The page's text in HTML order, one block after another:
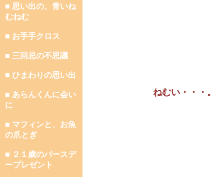
■ 思い出の、青いね
むねむ
■ お手手クロス
■ 三回忌の不思議
■ ひまわりの思い出
■ あらんくんに会い
に
■ マフィンと、お魚
の爪とぎ
■ ２１歳のバースデ
ープレゼント
ねむい・・・。